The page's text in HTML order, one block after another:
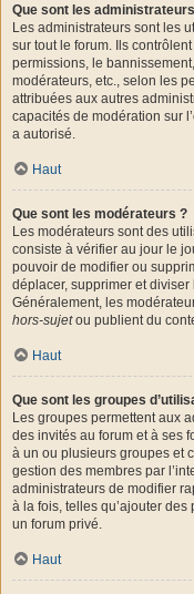
Que sont les
Les administrateurs sont les
sur tout le forum. Ils
permissions, le
modérateurs, etc., selon les
attribuées aux autres
capacités de modération sur
a autorisé.
Haut
Que sont les modérateurs ?
Les modérateurs sont des
consiste à vérifier au jour le
pouvoir de modifier ou
déplacer, supprimer et diviser
Généralement, les
hors-sujetou publient du
Haut
Que sont les groupes
Les groupes permettent aux
des invités au forum et à ses
à un ou plusieurs groupes et
gestion des membres par
administrateurs de modifier
à la fois, telles qu’ajouter
un forum privé.
Haut